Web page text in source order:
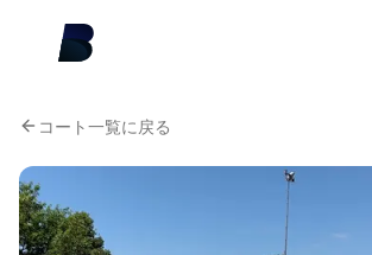
コート一覧に戻る